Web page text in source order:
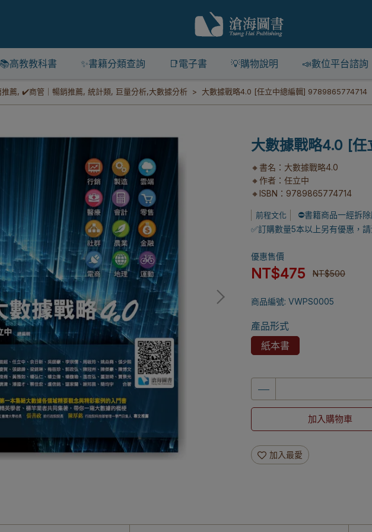
📚高教教科書 ✨書籍分類查詢 📑電子書 💡購物說明 📣數位平台諮詢
推薦, ✔️商管｜暢銷推薦, 統計類, 巨量分析,大數據分析 大數據戰略4.0 [任立中總編輯] 9789865774714
大數據戰略4.0 [
🔸書名：大數據戰略4.0
🔸作者：任立中
🔸ISBN：9789865774714
前程文化
⛔書籍商品一經拆
✅訂購數量5本以上另有優惠，
優惠售價
NT$475 NT$500
商品編號: VWPS0005
產品形式
紙本書
加入購物車
加入最愛